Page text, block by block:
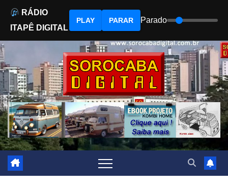
to
content
RÁDIO
ITAPÊ DIGITAL
PLAY PARAR Parado